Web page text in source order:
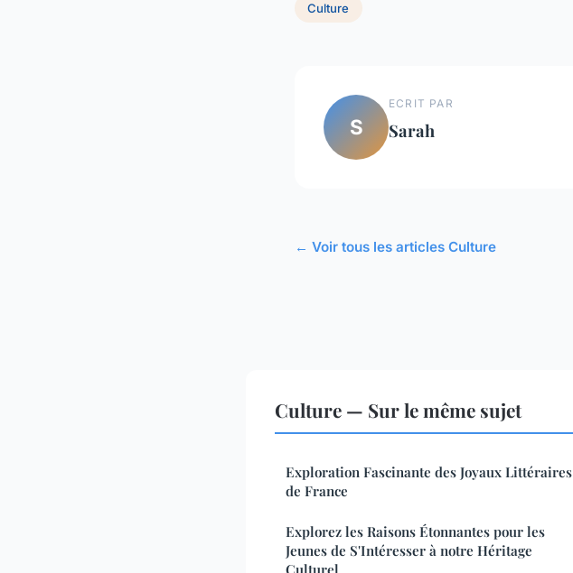
Culture
S
ECRIT PAR
Sarah
← Voir tous les articles Culture
Culture — Sur le même sujet
Exploration Fascinante des Joyaux Littéraires
de France
Explorez les Raisons Étonnantes pour les
Jeunes de S'Intéresser à notre Héritage
Culturel